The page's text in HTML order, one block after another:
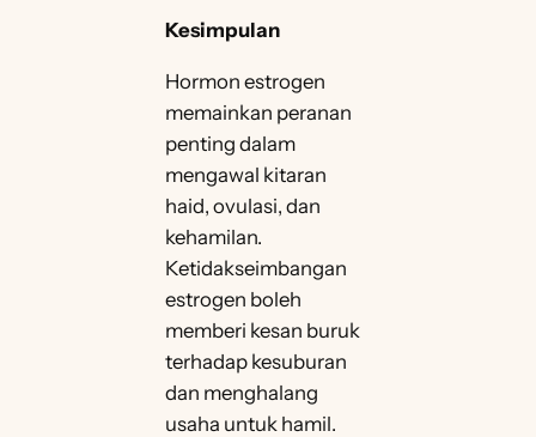
Kesimpulan
Hormon estrogen
memainkan peranan
penting dalam
mengawal kitaran
haid, ovulasi, dan
kehamilan.
Ketidakseimbangan
estrogen boleh
memberi kesan buruk
terhadap kesuburan
dan menghalang
usaha untuk hamil.